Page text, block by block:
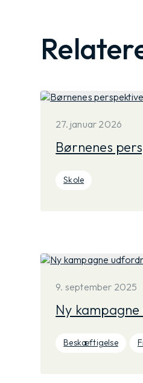
27. januar 2026
Børnenes
Skole
9. september 2025
Ny
Beskæftigelse